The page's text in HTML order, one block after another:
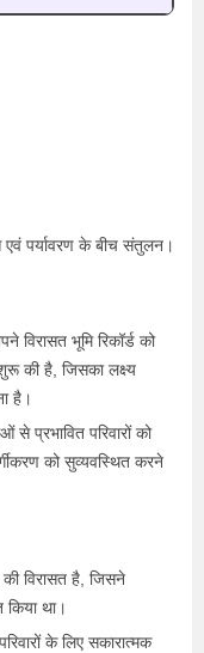
एवं पर्यावरण के बीच संतुलन।
भूमि रिकॉर्ड को
की है, जिसका लक्ष्य
है।
से प्रभावित परिवारों को
को सुव्यवस्थित करने
विरासत है, जिसने
किया था।
के लिए सकारात्मक